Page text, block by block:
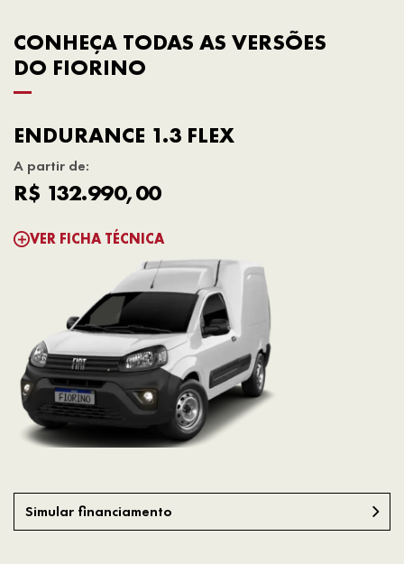
CONHEÇA TODAS AS VERSÕES
DO FIORINO
ENDURANCE 1.3 FLEX
A partir de:
R$ 132.990,00
VER FICHA TÉCNICA
Simular financiamento